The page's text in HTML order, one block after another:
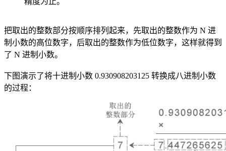
把取出的整数部分按顺序排列起来，先取出的整数作为 N 进
制小数的高位数字，后取出的整数作为低位数字，这样就得到
了 N 进制小数。
下图演示了将十进制小数 0.930908203125 转换成八进制小数
的过程：